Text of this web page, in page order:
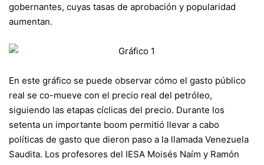
gobernantes, cuyas tasas de aprobación y popularidad
aumentan.
En este gráfico se puede observar cómo el gasto público
real se co-mueve con el precio real del petróleo,
siguiendo las etapas cíclicas del precio. Durante los
setenta un importante boom permitió llevar a cabo
políticas de gasto que dieron paso a la llamada Venezuela
Saudita. Los profesores del IESA Moisés Naím y Ramón